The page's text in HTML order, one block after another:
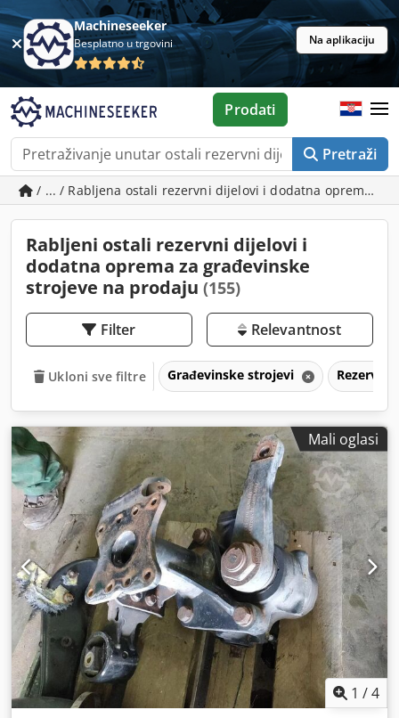
Machineseeker
Besplatno u trgovini Na aplikaciju
Pretraži
Prodati
/ ... / Rabljena ostali rezervni dijelovi i dodatna oprema za
Rabljeni ostali rezervni dijelovi i
dodatna oprema za građevinske
strojeve na prodaju (155)
Filter Relevantnost
Ukloni sve filtre Građevinske strojevi Rezervni
Mali oglasi
1 /4